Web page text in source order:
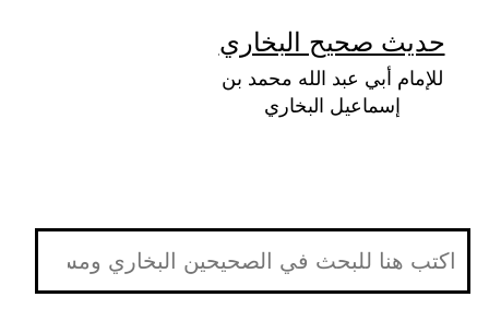
المحتوى
حديث صحيح البخاري
للإمام أبي عبد الله محمد بن
إسماعيل البخاري